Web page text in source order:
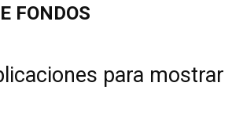
FONDOS
para mostrar